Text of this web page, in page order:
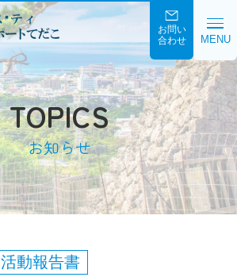
お問い
合わせ
MENU
TOPICS
お知らせ
活動報告書